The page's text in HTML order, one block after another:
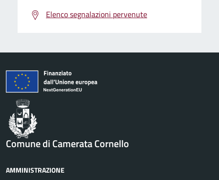
Elenco segnalazioni pervenute
Comune di Camerata Cornello
AMMINISTRAZIONE